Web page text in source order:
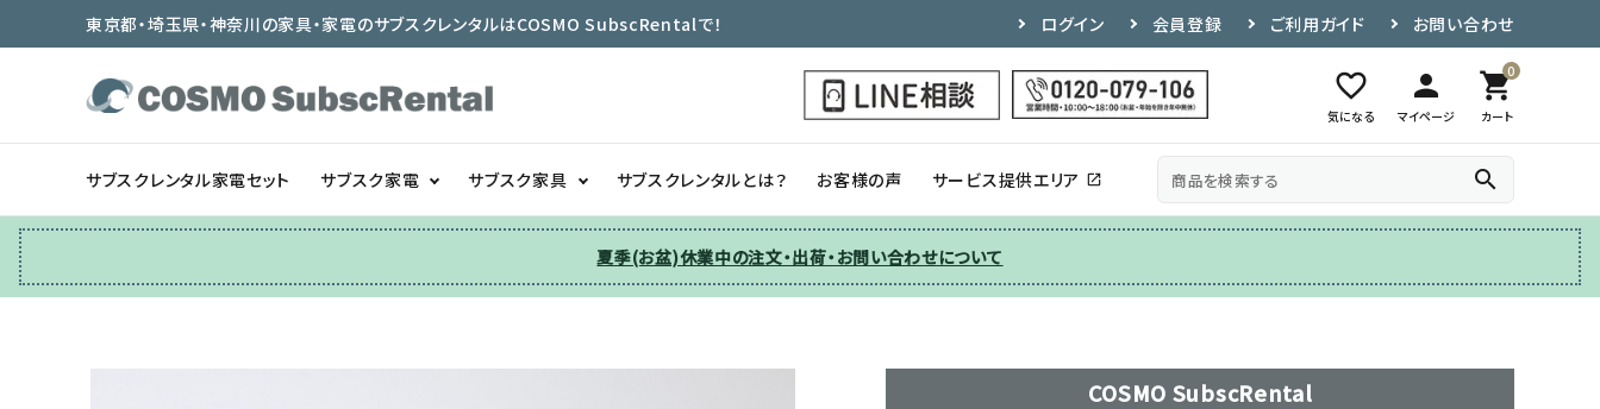
東京都・埼玉県・神奈川の家具・家電のサブスクレンタルはCOSMO SubscRentalで！ ログイン 会員登録 ご利用ガイド お問い合わせ
favorite_border
気になる
person
マイページ
0
shopping_cart
カート
サブスクレンタル家電セット サブスク家電
冷蔵庫 洗濯機 季節家電 その他
サブスク家具
テーブル/デスク チェア ソファー テレビ台
サブスクレンタルとは？ お客様の声 サービス提供エリア open_in_new search
夏季(お盆)休業中の注文・出荷・お問い合わせについて
COSMO SubscRental